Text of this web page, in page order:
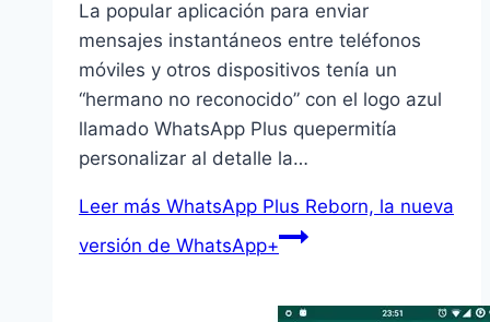
La popular aplicación para enviar
mensajes instantáneos entre teléfonos
móviles y otros dispositivos tenía un
“hermano no reconocido” con el logo azul
llamado WhatsApp Plus quepermitía
personalizar al detalle la…
Leer más WhatsApp Plus Reborn, la nueva
versión de WhatsApp+